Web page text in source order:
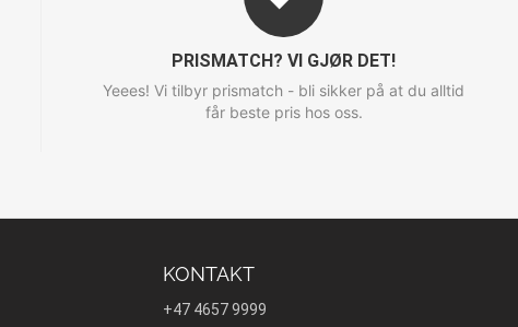
PRISMATCH? VI GJØR DET!
Yeees! Vi tilbyr prismatch - bli sikker på at du alltid
får beste pris hos oss.
KONTAKT
+47 4657 9999